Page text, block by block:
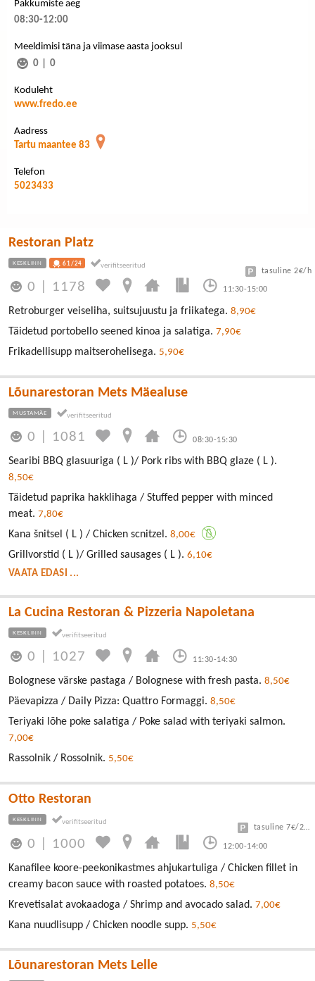
Pakkumiste aeg
08:30-12:00
Meeldimisi täna ja viimase aasta jooksul
0
0
Koduleht
www.fredo.ee
Aadress
Tartu maantee 83
Telefon
5023433
Restoran Platz
KESKLINN 61/24
0 1178 11:30-15:00
tasuline 2€/h
Retroburger veiseliha, suitsujuustu ja friikatega. 8,90€
Täidetud portobello seened kinoa ja salatiga. 7,90€
Frikadellisupp maitserohelisega. 5,90€
Lõunarestoran Mets Mäealuse
MUSTAMÄE
0 1081 08:30-15:30
Searibi BBQ glasuuriga ( L )/ Pork ribs with BBQ glaze ( L ).
8,50€
Täidetud paprika hakklihaga / Stuffed pepper with minced
meat. 7,80€
Kana šnitsel ( L ) / Chicken scnitzel. 8,00€
Grillvorstid ( L )/ Grilled sausages ( L ). 6,10€
VAATA EDASI ...
La Cucina Restoran & Pizzeria Napoletana
KESKLINN
0 1027 11:30-14:30
Bolognese värske pastaga / Bolognese with fresh pasta. 8,50€
Päevapizza / Daily Pizza: Quattro Formaggi. 8,50€
Teriyaki lõhe poke salatiga / Poke salad with teriyaki salmon.
7,00€
Rassolnik / Rossolnik. 5,50€
Otto Restoran
KESKLINN
0 1000 12:00-14:00
tasuline 7€/24h
Kanafilee koore-peekonikastmes ahjukartuliga / Chicken fillet in
creamy bacon sauce with roasted potatoes. 8,50€
Krevetisalat avokaadoga / Shrimp and avocado salad. 7,00€
Kana nuudlisupp / Chicken noodle supp. 5,50€
Lõunarestoran Mets Lelle